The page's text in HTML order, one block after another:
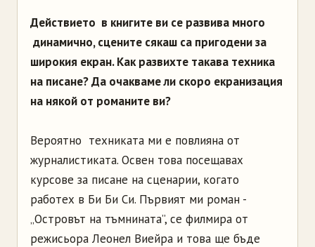
Действието в книгите ви се развива много
динамично, сцените сякаш са пригодени за
широкия екран. Как развихте такава техника
на писане? Да очакваме ли скоро екранизация
на някой от романите ви?
Вероятно техниката ми е повлияна от
журналистиката. Освен това посещавах
курсове за писане на сценарии, когато
работех в Би Би Си. Първият ми роман -
„Островът на тъмнината”, се филмира от
режисьора Леонел Виейра и това ще бъде